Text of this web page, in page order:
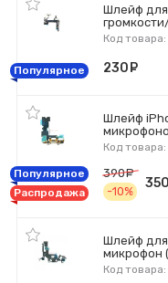
Шлейф для
Код
Популярное 230
Шлейф
Код
Популярное
Распродажа
390
-10%
350
Шлейф для
микрофон
Код